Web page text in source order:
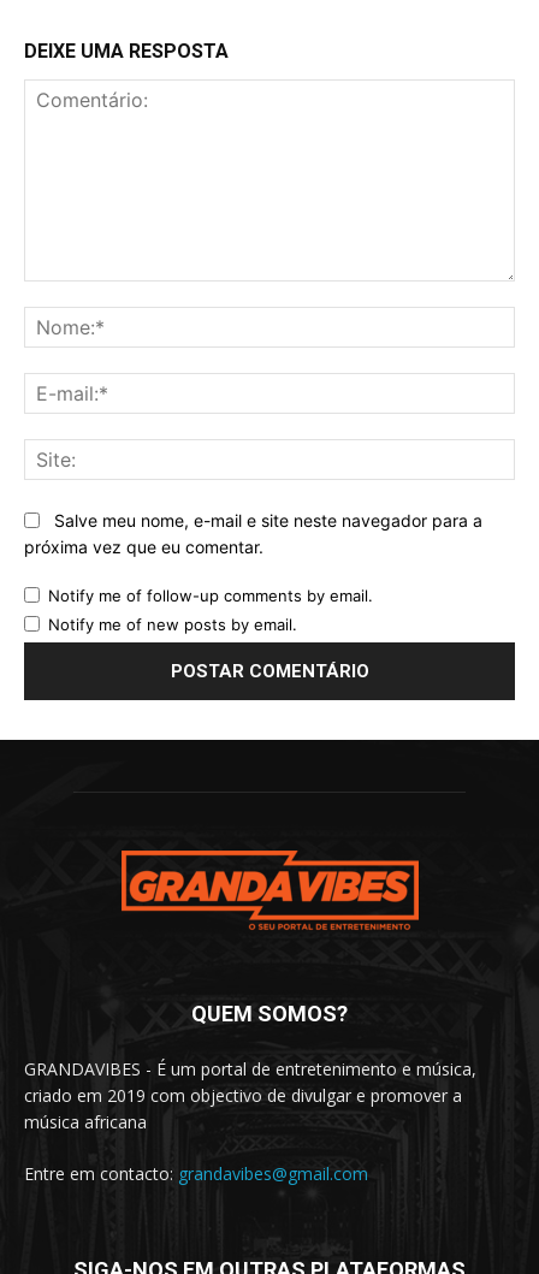
DEIXE UMA RESPOSTA
Salve meu nome, e-mail e site neste navegador para a
próxima vez que eu comentar.
Notify me of follow-up comments by email.
Notify me of new posts by email.
QUEM SOMOS?
GRANDAVIBES - É um portal de entretenimento e música,
criado em 2019 com objectivo de divulgar e promover a
música africana
Entre em contacto: grandavibes@gmail.com